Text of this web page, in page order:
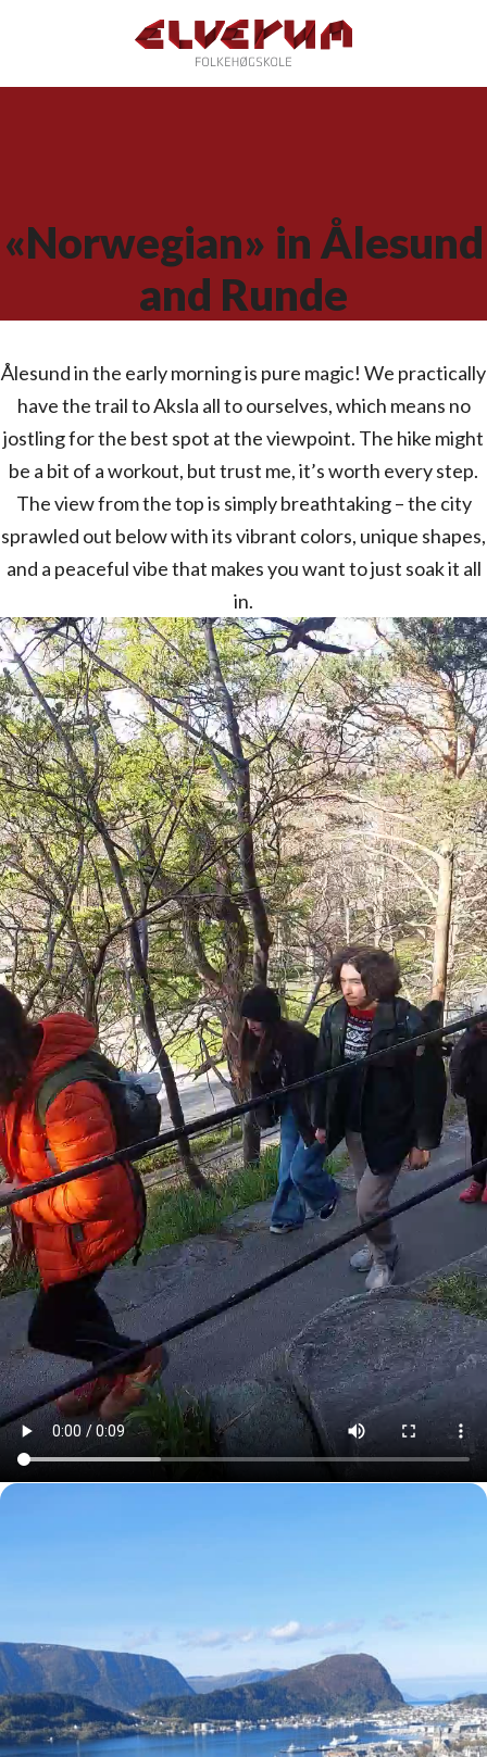
«Norwegian» in Ålesund
and Runde
Ålesund in the early morning is pure magic! We practically
have the trail to Aksla all to ourselves, which means no
jostling for the best spot at the viewpoint. The hike might
be a bit of a workout, but trust me, it’s worth every step.
The view from the top is simply breathtaking – the city
sprawled out below with its vibrant colors, unique shapes,
and a peaceful vibe that makes you want to just soak it all
in.